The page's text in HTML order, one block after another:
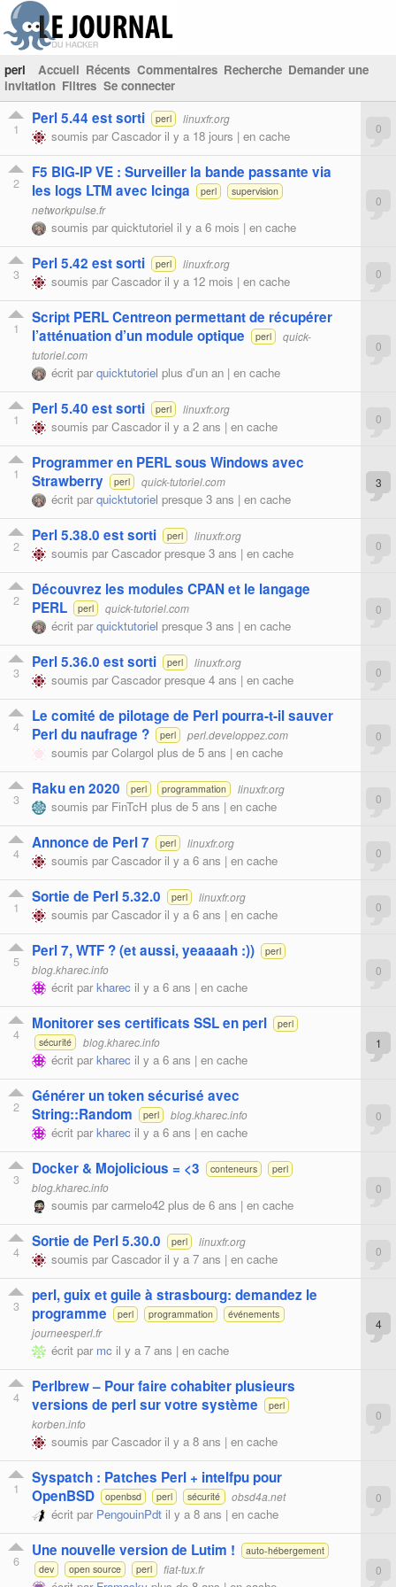
perl Accueil Récents Commentaires Recherche Demander une
invitation Filtres Se connecter
1
Perl 5.44 est sorti perl linuxfr.org
soumis parCascadoril y a 18 jours | en cache 0
2
F5 BIG-IP VE : Surveiller la bande passante via
les logs LTM avec Icinga
perl supervision
networkpulse.fr
soumis parquicktutoriel il y a 6 mois | en cache
0
3
Perl 5.42 est sorti perl linuxfr.org
soumis parCascadoril y a 12 mois | en cache 0
1
Script PERL Centreon permettant de récupérer
l’atténuation d’un module optique
perl
quick-
tutoriel.com
écrit parquicktutoriel plus d'un an | en cache
0
1
Perl 5.40 est sorti perl linuxfr.org
soumis parCascadoril y a 2 ans | en cache 0
1
Programmer en PERL sous Windows avec
Strawberry
perl quick-tutoriel.com
écrit parquicktutoriel presque 3 ans | en cache
3
2
Perl 5.38.0 est sorti perl linuxfr.org
soumis parCascadorpresque 3 ans | en cache 0
2
Découvrez les modules CPAN et le langage
PERL
perl quick-tutoriel.com
écrit parquicktutoriel presque 3 ans | en cache
0
3
Perl 5.36.0 est sorti perl linuxfr.org
soumis parCascadorpresque 4 ans | en cache 0
4
Le comité de pilotage de Perl pourra-t-il sauver
Perl du naufrage ?
perl perl.developpez.com
soumis parColargol plus de 5 ans | en cache
0
3
Raku en 2020 perl programmation linuxfr.org
soumis par FinTcH plus de 5 ans | en cache 0
4
Annonce de Perl 7 perl linuxfr.org
soumis parCascadoril y a 6 ans | en cache 0
1
Sortie de Perl 5.32.0 perl linuxfr.org
soumis parCascadoril y a 6 ans | en cache 0
5
Perl 7, WTF ? (et aussi, yeaaaah :)) perl
blog.kharec.info
écrit parkharec il y a 6 ans | en cache
0
4
Monitorer ses certificats SSL en perl
perl
sécurité
blog.kharec.info
écrit parkharec il y a 6 ans | en cache
1
2
Générer un token sécurisé avec
String::Random
perl blog.kharec.info
écrit parkharec il y a 6 ans | en cache
0
3
Docker & Mojolicious = <3 conteneurs perl
blog.kharec.info
soumis parcarmelo42 plus de 6 ans | en cache
0
4
Sortie de Perl 5.30.0 perl linuxfr.org
soumis parCascadoril y a 7 ans | en cache 0
3
perl, guix et guile à strasbourg: demandez le
programme
perl programmation événements
journeesperl.fr
écrit par mc il y a 7 ans | en cache
4
4
Perlbrew – Pour faire cohabiter plusieurs
versions de perl sur votre système
perl
korben.info
soumis parCascadoril y a 8 ans | en cache
0
1
Syspatch : Patches Perl + intelfpu pour
OpenBSD
openbsd perl sécurité obsd4a.net
écrit par PengouinPdt il y a 8 ans | en cache
0
6
Une nouvelle version de Lutim !
auto-hébergement
dev
open source perl fiat-tux.fr 0